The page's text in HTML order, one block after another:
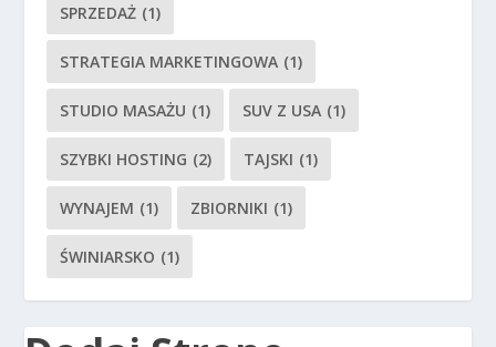
SPRZEDAŻ (1)
STRATEGIA MARKETINGOWA (1)
STUDIO MASAŻU (1) SUV Z USA (1)
SZYBKI HOSTING (2) TAJSKI (1)
WYNAJEM (1) ZBIORNIKI (1)
ŚWINIARSKO (1)